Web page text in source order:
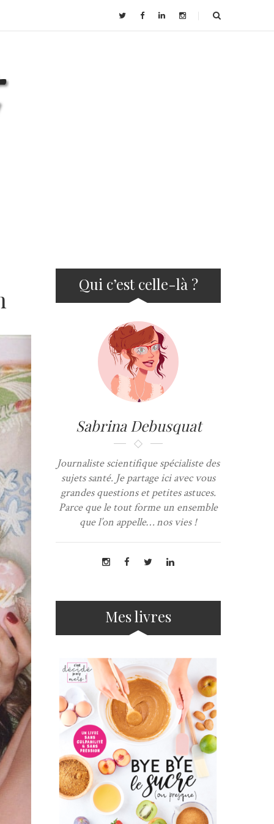
Qui c’est celle-là ?
Sabrina Debusquat
Journaliste scientifique spécialiste des
sujets santé. Je partage ici avec vous
grandes questions et petites astuces.
Parce que le tout forme un ensemble
que l’on appelle… nos vies !
Mes livres